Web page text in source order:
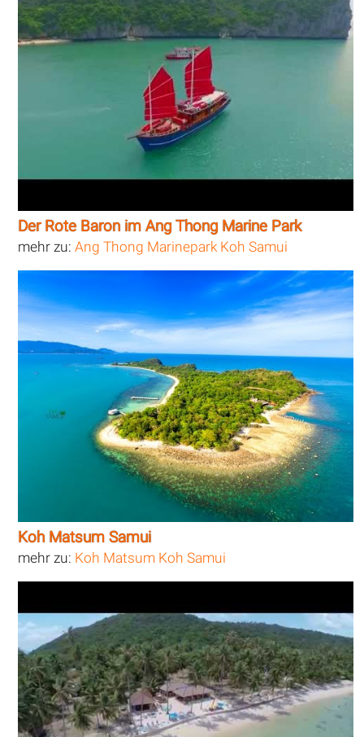
Der Rote Baron im Ang Thong Marine Park
mehr zu:Ang Thong Marinepark Koh Samui
Koh Matsum Samui
mehr zu: Koh Matsum Koh Samui